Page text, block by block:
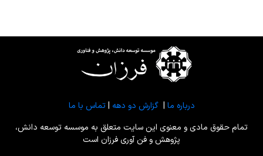
درباره ما |گزارش دو دهه |تماس با ما
تمام حقوق مادی و معنوی این سایت متعلق به موسسه توسعه دانش،
پژوهش و فن آوری فرزان است